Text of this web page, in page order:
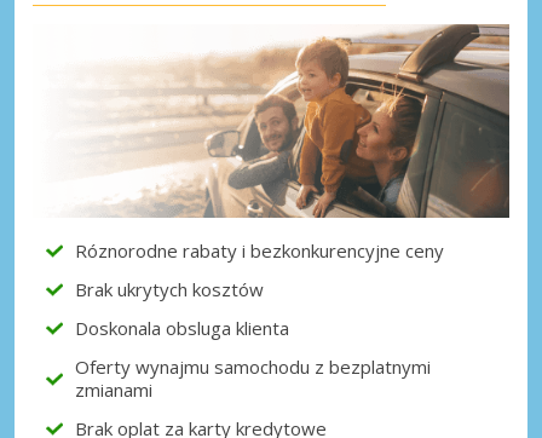
Róznorodne rabaty i bezkonkurencyjne ceny
Brak ukrytych kosztów
Doskonala obsluga klienta
Oferty wynajmu samochodu z bezplatnymi
zmianami
Brak oplat za karty kredytowe